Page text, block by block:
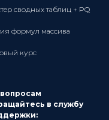
сводных таблиц + PQ
формул массива
курс
в службу